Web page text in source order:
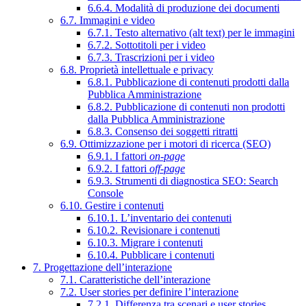
6.6.4. Modalità di produzione dei documenti
6.7. Immagini e video
6.7.1. Testo alternativo (alt text) per le immagini
6.7.2. Sottotitoli per i video
6.7.3. Trascrizioni per i video
6.8. Proprietà intellettuale e privacy
6.8.1. Pubblicazione di contenuti prodotti dalla
Pubblica Amministrazione
6.8.2. Pubblicazione di contenuti non prodotti
dalla Pubblica Amministrazione
6.8.3. Consenso dei soggetti ritratti
6.9. Ottimizzazione per i motori di ricerca (SEO)
6.9.1. I fattori on-page
6.9.2. I fattori off-page
6.9.3. Strumenti di diagnostica SEO: Search
Console
6.10. Gestire i contenuti
6.10.1. L’inventario dei contenuti
6.10.2. Revisionare i contenuti
6.10.3. Migrare i contenuti
6.10.4. Pubblicare i contenuti
7. Progettazione dell’interazione
7.1. Caratteristiche dell’interazione
7.2. User stories per definire l’interazione